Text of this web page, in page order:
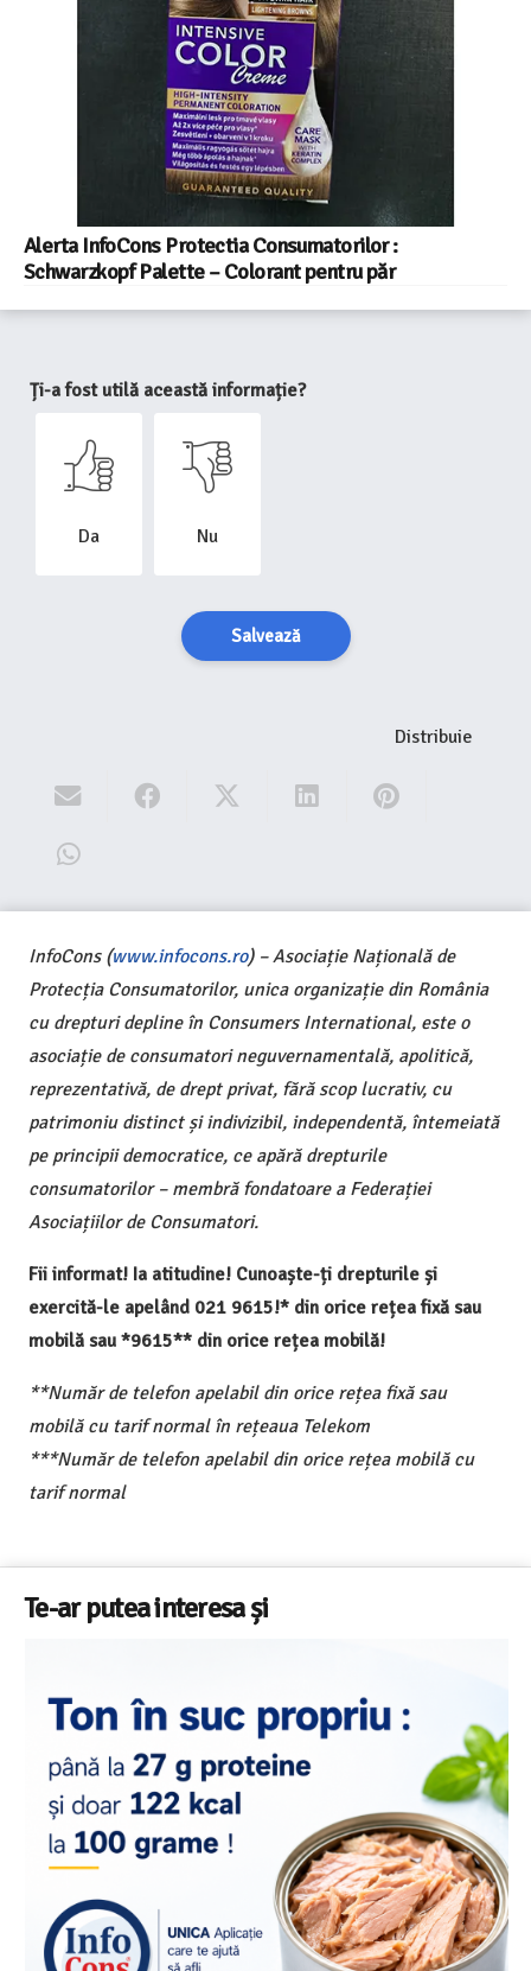
Alerta InfoCons Protectia Consumatorilor :
Schwarzkopf Palette – Colorant pentru păr
Ți-a fost utilă această informație?
Da Nu
Salvează
Distribuie
InfoCons (www.infocons.ro) – Asociație Națională de
Protecția Consumatorilor, unica organizație din România
cu drepturi depline în Consumers International, este o
asociație de consumatori neguvernamentală, apolitică,
reprezentativă, de drept privat, fără scop lucrativ, cu
patrimoniu distinct și indivizibil, independentă, întemeiată
pe principii democratice, ce apără drepturile
consumatorilor – membră fondatoare a Federației
Asociațiilor de Consumatori.
Fii informat! Ia atitudine! Cunoaște-ți drepturile și
exercită-le apelând 021 9615!* din orice rețea fixă sau
mobilă sau *9615** din orice rețea mobilă!
**Număr de telefon apelabil din orice rețea fixă sau
mobilă cu tarif normal în rețeaua Telekom
***Număr de telefon apelabil din orice rețea mobilă cu
tarif normal
Te-ar putea interesa și